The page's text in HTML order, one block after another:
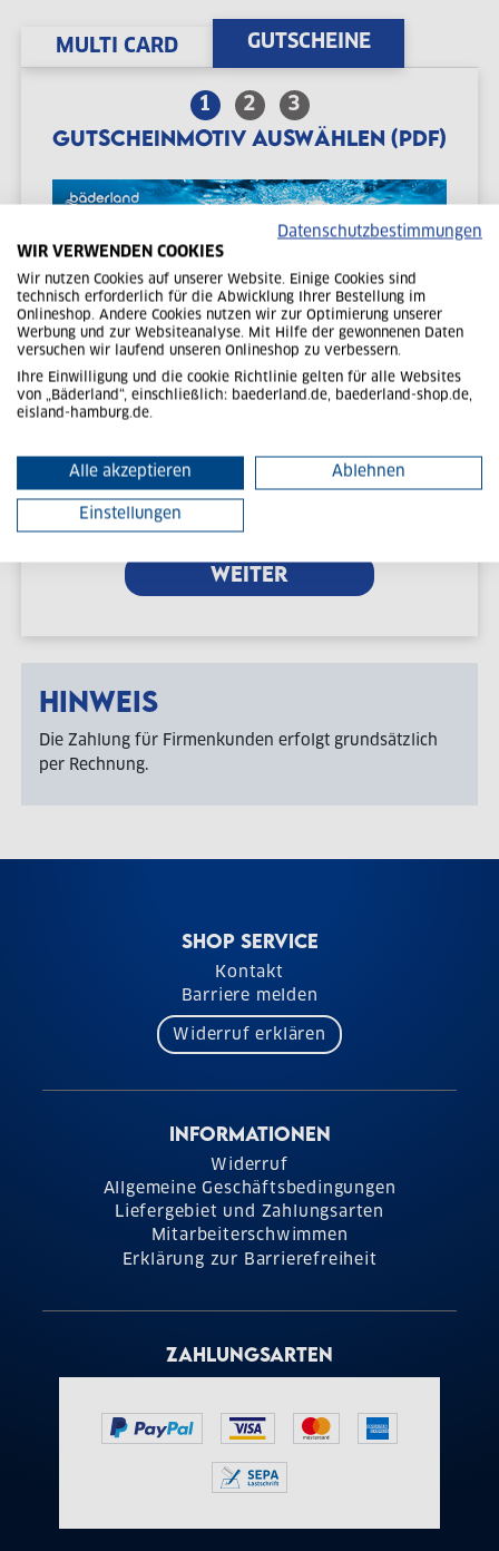
MULTI CARD GUTSCHEINE
1 2
3
GUTSCHEINMOTIV AUSWÄHLEN (PDF)
ALLGEMEIN
‹
WEITER
HINWEIS
Die Zahlung für Firmenkunden erfolgt grundsätzlich
per Rechnung.
SHOP SERVICE
Kontakt
Barriere melden
Widerruf erklären
INFORMATIONEN
Widerruf
Allgemeine Geschäftsbedingungen
Liefergebiet und Zahlungsarten
Mitarbeiterschwimmen
Erklärung zur Barrierefreiheit
ZAHLUNGSARTEN
Datenschutzbestimmungen
WIR VERWENDEN COOKIES
Wir nutzen Cookies auf unserer Website. Einige Cookies sind
technisch erforderlich für die Abwicklung Ihrer Bestellung im
Onlineshop. Andere Cookies nutzen wir zur Optimierung unserer
Werbung und zur Websiteanalyse. Mit Hilfe der gewonnenen Daten
versuchen wir laufend unseren Onlineshop zu verbessern.
Ihre Einwilligung und die cookie Richtlinie gelten für alle Websites
von „Bäderland“, einschließlich: baederland.de, baederland-shop.de,
eisland-hamburg.de.
Alle akzeptieren Ablehnen
Einstellungen